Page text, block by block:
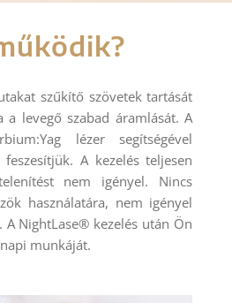
szűkítő szövetek tartását
a levegő szabad áramlását. A
lézer segítségével
A kezelés teljesen
nem igényel. Nincs
használatára, nem igényel
A NightLase® kezelés után Ön
munkáját.